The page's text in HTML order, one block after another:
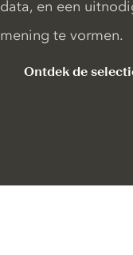
data, en een
mening te vormen.
Ontdek de